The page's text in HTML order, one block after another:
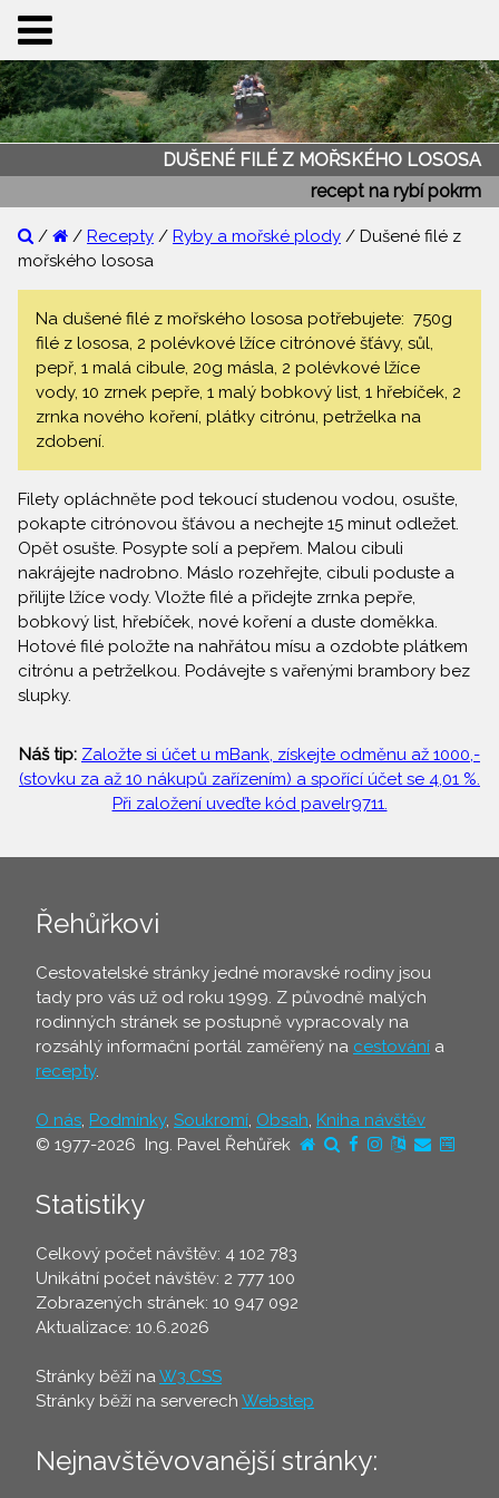
DUŠENÉ FILÉ Z MOŘSKÉHO LOSOSA
recept na rybí pokrm
/ / Recepty / Ryby a mořské plody / Dušené filé z
mořského lososa
Na dušené filé z mořského lososa potřebujete: 750g
filé z lososa, 2 polévkové lžíce citrónové šťávy, sůl,
pepř, 1 malá cibule, 20g másla, 2 polévkové lžíce
vody, 10 zrnek pepře, 1 malý bobkový list, 1 hřebíček, 2
zrnka nového koření, plátky citrónu, petrželka na
zdobení.
Filety opláchněte pod tekoucí studenou vodou, osušte,
pokapte citrónovou šťávou a nechejte 15 minut odležet.
Opět osušte. Posypte solí a pepřem. Malou cibuli
nakrájejte nadrobno. Máslo rozehřejte, cibuli poduste a
přilijte lžíce vody. Vložte filé a přidejte zrnka pepře,
bobkový list, hřebíček, nové koření a duste doměkka.
Hotové filé položte na nahřátou mísu a ozdobte plátkem
citrónu a petrželkou. Podávejte s vařenými brambory bez
slupky.
Náš tip: Založte si účet u mBank, získejte odměnu až 1000,-
(stovku za až 10 nákupů zařízením) a spořící účet se 4,01 %.
Při založení uveďte kód pavelr9711.
Řehůřkovi
Cestovatelské stránky jedné moravské rodiny jsou
tady pro vás už od roku 1999. Z původně malých
rodinných stránek se postupně vypracovaly na
rozsáhlý informační portál zaměřený na cestování a
recepty.
O nás, Podmínky, Soukromí, Obsah, Kniha návštěv
© 1977-2026 Ing. Pavel Řehůřek
Statistiky
Celkový počet návštěv: 4 102 783
Unikátní počet návštěv: 2 777 100
Zobrazených stránek: 10 947 092
Aktualizace: 10.6.2026
Stránky běží naW3.CSS
Stránky běží na serverech Webstep
Nejnavštěvovanější stránky: